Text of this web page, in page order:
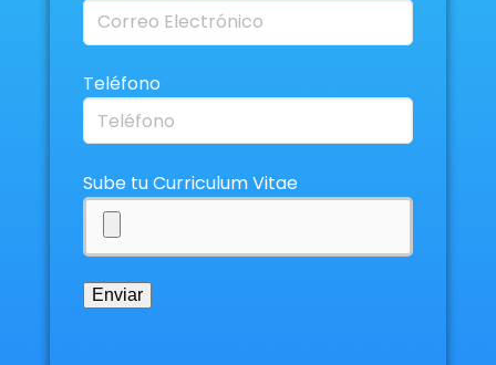
Teléfono
Sube tu Curriculum Vitae